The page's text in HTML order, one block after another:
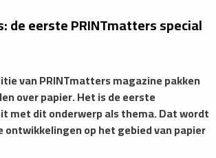
de eerste PRINTmatters special
van PRINTmatters magazine pakken
over papier. Het is de eerste
met dit onderwerp als thema. Dat wordt
ontwikkelingen op het gebied van papier